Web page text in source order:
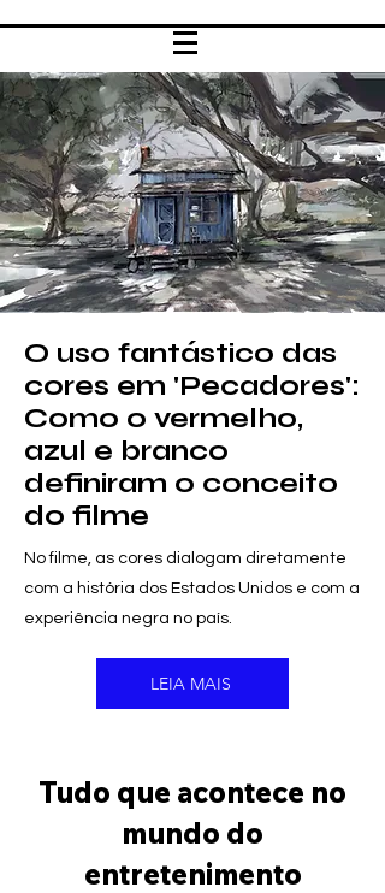
O uso fantástico das
cores em 'Pecadores':
Como o vermelho,
azul e branco
definiram o conceito
do filme
No filme, as cores dialogam diretamente
com a história dos Estados Unidos e com a
experiência negra no país.
LEIA MAIS
Tudo que acontece no
mundo do
entretenimento